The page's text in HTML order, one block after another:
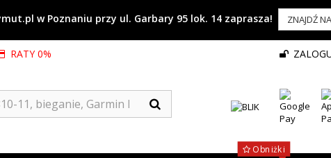
w Poznaniu przy ul. Garbary 95 lok. 14 zaprasza! ZNAJDŹ
RATY 0%
Obniżki